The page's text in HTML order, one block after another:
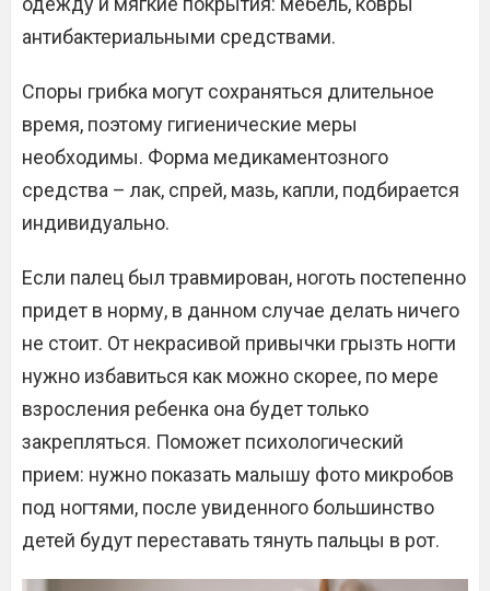
антибактериальными средствами.
Споры грибка могут сохраняться длительное
время, поэтому гигиенические меры
необходимы. Форма медикаментозного
средства – лак, спрей, мазь, капли, подбирается
индивидуально.
Если палец был травмирован, ноготь постепенно
придет в норму, в данном случае делать ничего
не стоит. От некрасивой привычки грызть ногти
нужно избавиться как можно скорее, по мере
взросления ребенка она будет только
закрепляться. Поможет психологический
прием: нужно показать малышу фото микробов
под ногтями, после увиденного большинство
детей будут переставать тянуть пальцы в рот.